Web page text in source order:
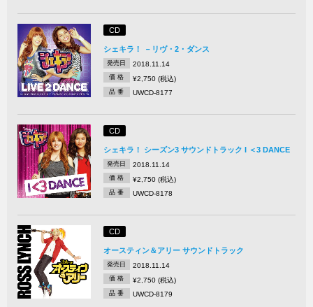
CD
シェキラ！ －リヴ・2・ダンス
発売日 2018.11.14
価 格 ¥2,750 (税込)
品 番 UWCD-8177
CD
シェキラ！ シーズン3 サウンドトラック I ＜3 DANCE
発売日 2018.11.14
価 格 ¥2,750 (税込)
品 番 UWCD-8178
CD
オースティン＆アリー サウンドトラック
発売日 2018.11.14
価 格 ¥2,750 (税込)
品 番 UWCD-8179